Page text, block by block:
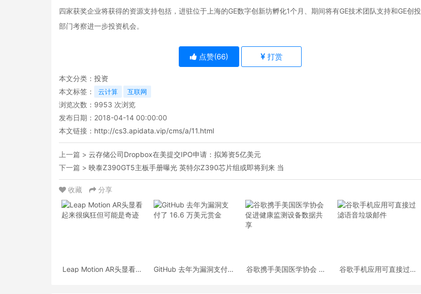
四家获奖企业将获得的资源支持包括，进驻位于上海的GE数字创新坊孵化1个月、期间将有GE技术团队支持和GE创投
部门考察进一步投资机会。
点赞(66) 打赏
本文分类： 投资
本文标签：
云计算 互联网
浏览次数： 9953 次浏览
发布日期：2018-04-14 00:00:00
本文链接： http://cs3.apidata.vip/cms/a/11.html
上一篇 > 云存储公司Dropbox在美提交IPO申请：拟筹资5亿美元
下一篇 > 映泰Z390GT5主板手册曝光 英特尔Z390芯片组或即将到来 当
收藏 分享
Leap Motion AR头显看起
GitHub 去年为漏洞支付了
谷歌携手美国医学协会 促
谷歌手机应用可直接过滤